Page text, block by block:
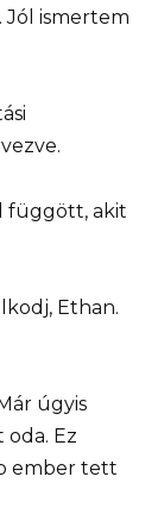
Jól ismertem
függött, akit
Ethan.
úgyis
Ez
ember tett